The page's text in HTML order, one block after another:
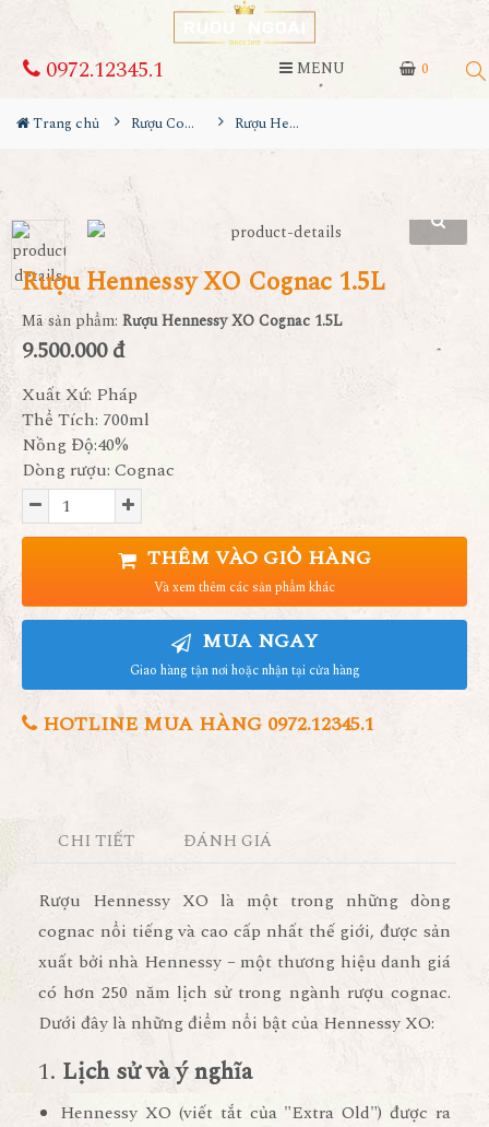
0
0972.12345.1 MENU
Trang chủ Rượu Cognac Rượu Hennessy XO Cognac 1.5L
Rượu Hennessy XO Cognac 1.5L
Mã sản phẩm: Rượu Hennessy XO Cognac 1.5L
9.500.000 đ
Xuất Xứ: Pháp
Thể Tích: 700ml
Nồng Độ:40%
Dòng rượu: Cognac
THÊM VÀO GIỎ HÀNG
Và xem thêm các sản phẩm khác
MUA NGAY
Giao hàng tận nơi hoặc nhận tại cửa hàng
HOTLINE MUA HÀNG 0972.12345.1
CHI TIẾT ĐÁNH GIÁ
Rượu Hennessy XO là một trong những dòng
cognac nổi tiếng và cao cấp nhất thế giới, được sản
xuất bởi nhà Hennessy – một thương hiệu danh giá
có hơn 250 năm lịch sử trong ngành rượu cognac.
Dưới đây là những điểm nổi bật của Hennessy XO:
1. Lịch sử và ý nghĩa
Hennessy XO (viết tắt của "Extra Old") được ra